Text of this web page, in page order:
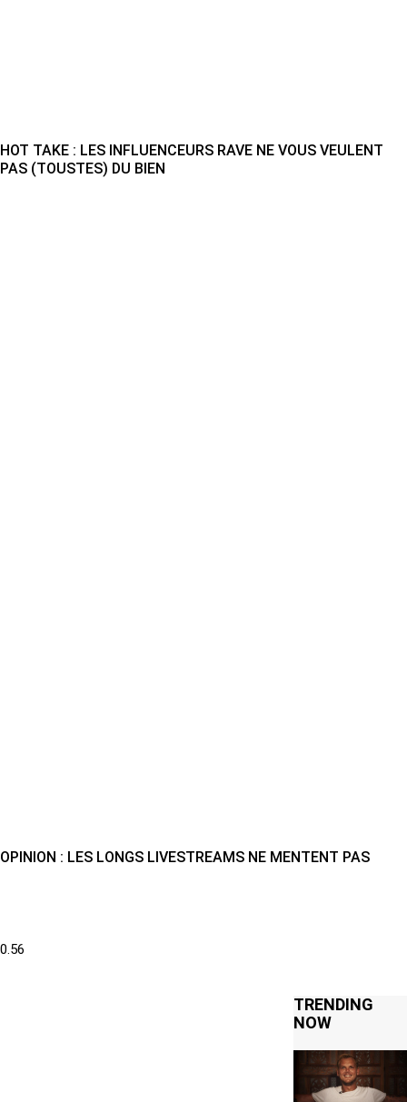
HOT TAKE : LES INFLUENCEURS RAVE NE VOUS VEULENT
PAS (TOUSTES) DU BIEN
OPINION : LES LONGS LIVESTREAMS NE MENTENT PAS
TRENDING
NOW